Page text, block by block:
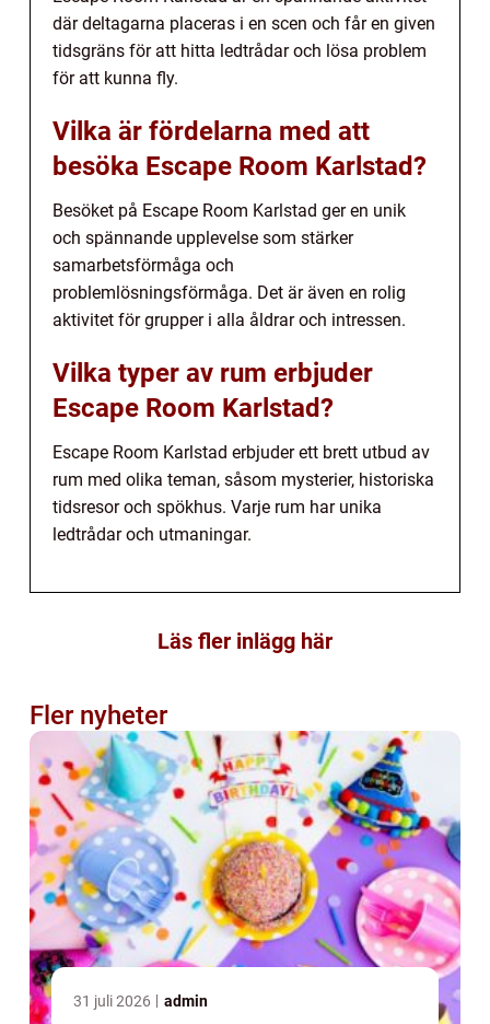
där deltagarna placeras i en scen och får en given
tidsgräns för att hitta ledtrådar och lösa problem
för att kunna fly.
Vilka är fördelarna med att
besöka Escape Room Karlstad?
Besöket på Escape Room Karlstad ger en unik
och spännande upplevelse som stärker
samarbetsförmåga och
problemlösningsförmåga. Det är även en rolig
aktivitet för grupper i alla åldrar och intressen.
Vilka typer av rum erbjuder
Escape Room Karlstad?
Escape Room Karlstad erbjuder ett brett utbud av
rum med olika teman, såsom mysterier, historiska
tidsresor och spökhus. Varje rum har unika
ledtrådar och utmaningar.
Läs fler inlägg här
Fler nyheter
31 juli 2026 admin